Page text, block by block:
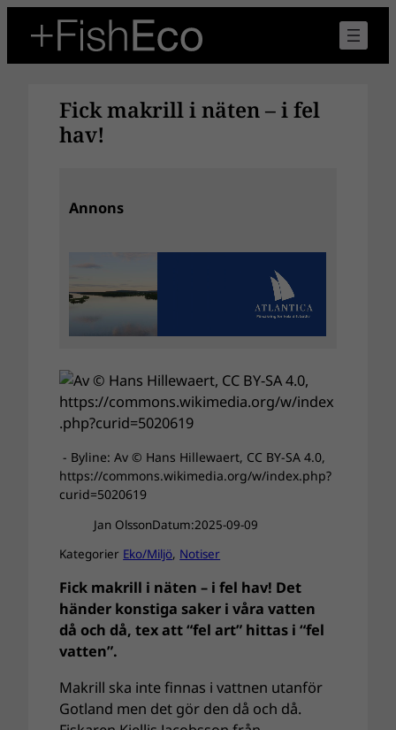
innehåll
Fick makrill i näten – i fel
hav!
Annons
- Byline: Av © Hans Hillewaert, CC BY-SA 4.0,
https://commons.wikimedia.org/w/index.php?
curid=5020619
Jan OlssonDatum:2025-09-09
Kategorier Eko/Miljö, Notiser
Fick makrill i näten – i fel hav! Det
händer konstiga saker i våra vatten
då och då, tex att “fel art” hittas i “fel
vatten”.
Makrill ska inte finnas i vattnen utanför
Gotland men det gör den då och då.